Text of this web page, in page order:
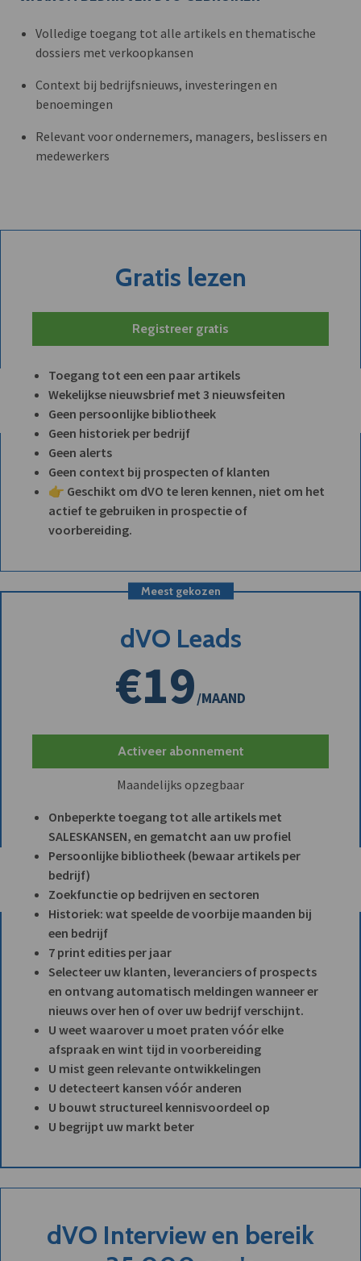
Volledige toegang tot alle artikels en thematische
dossiers met verkoopkansen
Context bij bedrijfsnieuws, investeringen en
benoemingen
Relevant voor ondernemers, managers, beslissers en
medewerkers
Gratis lezen
Registreer gratis
Toegang tot een een paar artikels
Wekelijkse nieuwsbrief met 3 nieuwsfeiten
Geen persoonlijke bibliotheek
Geen historiek per bedrijf
Geen alerts
Geen context bij prospecten of klanten
👉 Geschikt om dVO te leren kennen, niet om het
actief te gebruiken in prospectie of
voorbereiding.
Meest gekozen
dVO Leads
€19/MAAND
Activeer abonnement
Maandelijks opzegbaar
Onbeperkte toegang tot alle artikels met
SALESKANSEN, en gematcht aan uw profiel
Persoonlijke bibliotheek (bewaar artikels per
bedrijf)
Zoekfunctie op bedrijven en sectoren
Historiek: wat speelde de voorbije maanden bij
een bedrijf
7 print edities per jaar
Selecteer uw klanten, leveranciers of prospects
en ontvang automatisch meldingen wanneer er
nieuws over hen of over uw bedrijf verschijnt.
U weet waarover u moet praten vóór elke
afspraak en wint tijd in voorbereiding
U mist geen relevante ontwikkelingen
U detecteert kansen vóór anderen
U bouwt structureel kennisvoordeel op
U begrijpt uw markt beter
dVO Interview en bereik